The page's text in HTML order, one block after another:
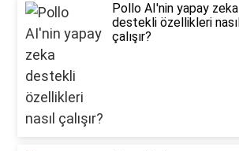
Pollo AI'nin yapay zeka
destekli özellikleri nasıl
çalışır?